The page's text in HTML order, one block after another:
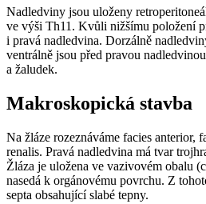
Nadledviny jsou uloženy
ve výši Th11. Kvůli nižšímu položení
i pravá nadledvina. Dorzálně
ventrálně jsou před pravou
a žaludek.
Makroskopická stavba
Na žláze rozeznáváme facies anterior,
renalis. Pravá nadledvina má tvar
Žláza je uložena ve vazivovém obalu
nasedá k orgánovému povrchu. Z
septa obsahující slabé tepny.